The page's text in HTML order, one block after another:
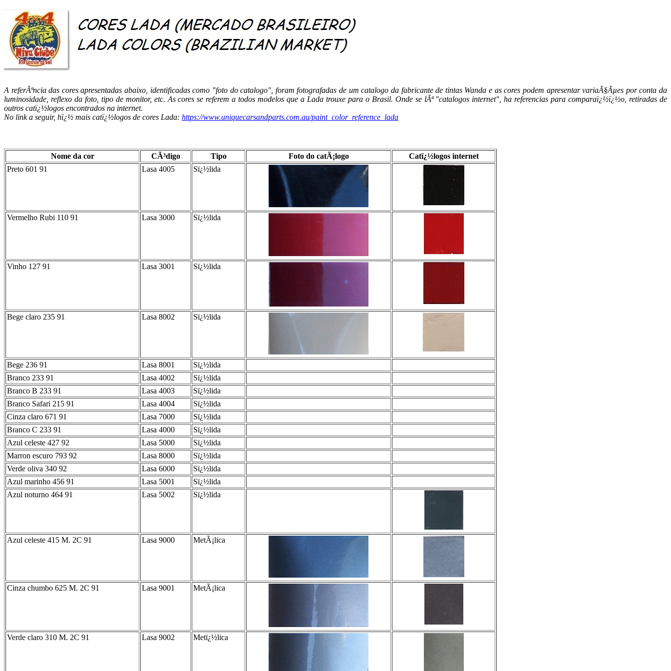
A referÃªncia das cores apresentadas abaixo, identificadas como "foto do catalogo", foram fotografadas de um catalogo da fabricante de tintas Wanda e as cores podem apresentar variaÃ§Ãµes por conta da
luminosidade, reflexo da foto, tipo de monitor, etc. As cores se referem a todos modelos que a Lada trouxe para o Brasil. Onde se lÃª "catalogos internet", ha referencias para comparaï¿½ï¿½o, retiradas de
outros catï¿½logos encontrados na internet.
No link a seguir, hï¿½ mais catï¿½logos de cores Lada: https://www.uniquecarsandparts.com.au/paint_color_reference_lada
Nome da cor CÃ³digo Tipo Foto do catÃ¡logo
Catï¿½logos internet
Preto 601 91
Lasa 4005 Sï¿½lida
Vermelho Rubi 110 91 Lasa 3000 Sï¿½lida
Vinho 127 91 Lasa 3001 Sï¿½lida
Bege claro 235 91 Lasa 8002 Sï¿½lida
Bege 236 91 Lasa 8001
Sï¿½lida
Branco 233 91
Lasa 4002
Sï¿½lida
Branco B 233 91
Lasa 4003
Sï¿½lida
Branco Safari 215 91
Lasa 4004
Sï¿½lida
Cinza claro 671 91
Lasa 7000
Sï¿½lida
Branco C 233 91
Lasa 4000
Sï¿½lida
Azul celeste 427 92
Lasa 5000
Sï¿½lida
Marron escuro 793 92
Lasa 8000
Sï¿½lida
Verde oliva 340 92
Lasa 6000
Sï¿½lida
Azul marinho 456 91
Lasa 5001
Sï¿½lida
Azul noturno 464 91
Lasa 5002 Sï¿½lida
Azul celeste 415 M. 2C 91 Lasa 9000 MetÃ¡lica
Cinza chumbo 625 M. 2C 91 Lasa 9001 MetÃ¡lica
Verde claro 310 M. 2C 91 Lasa 9002 Metï¿½lica